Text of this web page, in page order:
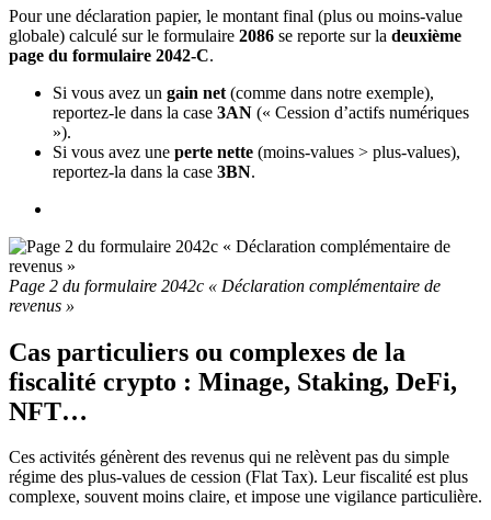
Pour une déclaration papier, le montant final (plus ou moins-value
globale) calculé sur le formulaire 2086 se reporte sur la deuxième
page du formulaire 2042-C.
Si vous avez un gain net (comme dans notre exemple),
reportez-le dans la case 3AN (« Cession d’actifs numériques
»).
Si vous avez une perte nette (moins-values > plus-values),
reportez-la dans la case 3BN.
Page 2 du formulaire 2042c « Déclaration complémentaire de
revenus »
Cas particuliers ou complexes de la
fiscalité crypto : Minage, Staking, DeFi,
NFT…
Ces activités génèrent des revenus qui ne relèvent pas du simple
régime des plus-values de cession (Flat Tax). Leur fiscalité est plus
complexe, souvent moins claire, et impose une vigilance particulière.